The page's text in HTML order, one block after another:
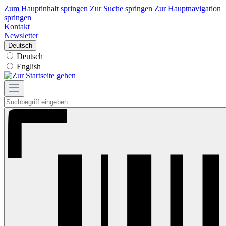
Zum Hauptinhalt springen Zur Suche springen Zur Hauptnavigation
springen
Kontakt
Newsletter
Deutsch
Deutsch
English